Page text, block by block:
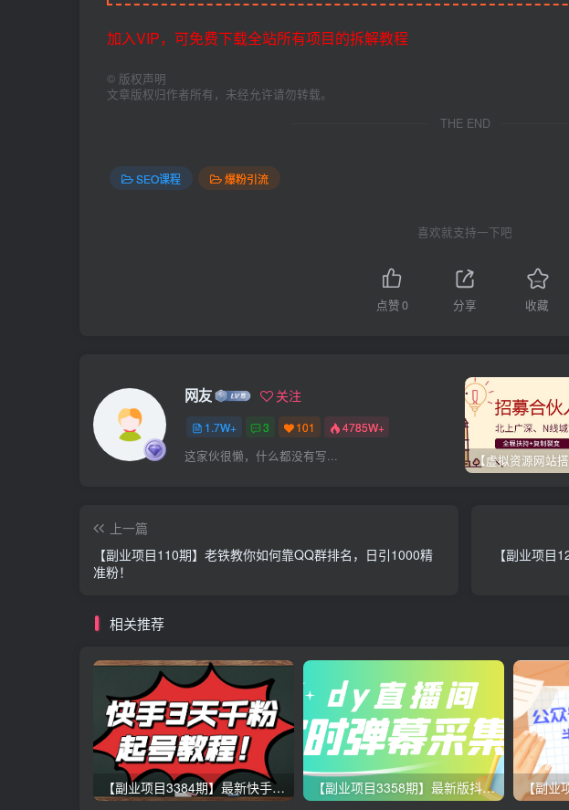
加入VIP，可免费下载全站所有项目的拆解教程
© 版权声明
文章版权归作者所有，未经允许请勿转载。
THE END
SEO课程 爆粉引流
喜欢就支持一下吧
点赞0 分享 收藏
网友 关注
1.7W+ 3 101 4785W+
这家伙很懒，什么都没有写...
上一篇
【副业项目110期】老铁教你如何靠QQ群排名，日引1000精
准粉！
【副业项目
相关推荐
【副业项目3384期】最新快手起号实操技术：3天1000粉（快手怎么快速涨粉丝） 【副业项目3358期】最新版抖音直播间实时弹幕采集电脑永久版脚本加教程（抖音直播间怎么私信）